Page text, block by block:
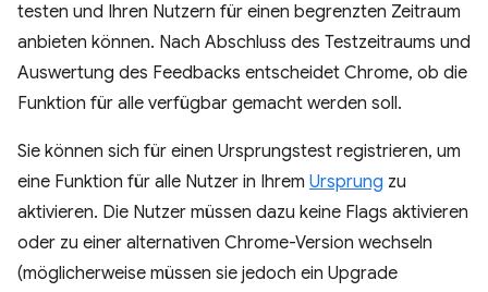
testen und Ihren Nutzern für einen begrenzten Zeitraum
anbieten können. Nach Abschluss des Testzeitraums und
Auswertung des Feedbacks entscheidet Chrome, ob die
Funktion für alle verfügbar gemacht werden soll.
Sie können sich für einen Ursprungstest registrieren, um
eine Funktion für alle Nutzer in Ihrem Ursprung zu
aktivieren. Die Nutzer müssen dazu keine Flags aktivieren
oder zu einer alternativen Chrome-Version wechseln
(möglicherweise müssen sie jedoch ein Upgrade